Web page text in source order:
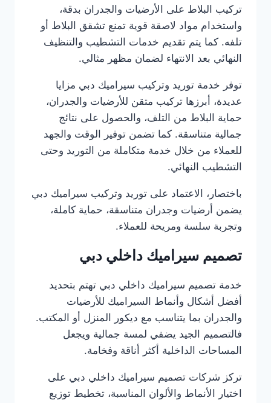
تركيب البلاط على الأرضيات والجدران بدقة،
واستخدام مواد لاصقة قوية تمنع تشقق البلاط أو
تلفه. كما يتم تقديم خدمات التشطيب والتنظيف
النهائي بعد الانتهاء لضمان مظهر مثالي.
توفر خدمة توريد وتركيب سيراميك دبي مزايا
عديدة، أبرزها تركيب متقن للأرضيات والجدران،
حماية البلاط من التلف، والحصول على نتائج
جمالية متناسقة. كما تضمن توفير الوقت والجهد
للعملاء من خلال خدمة متكاملة من التوريد وحتى
التشطيب النهائي.
باختصار، الاعتماد على توريد وتركيب سيراميك دبي
يضمن أرضيات وجدران متناسقة، حماية كاملة،
وتجربة سلسة ومريحة للعملاء.
تصميم سيراميك داخلي دبي
خدمة تصميم سيراميك داخلي دبي تهتم بتحديد
أفضل أشكال وأنماط السيراميك للأرضيات
والجدران بما يتناسب مع ديكور المنزل أو المكتب.
فالتصميم الجيد يضفي لمسة جمالية ويجعل
المساحات الداخلية أكثر أناقة وفخامة.
تركز شركات تصميم سيراميك داخلي دبي على
اختيار الأنماط والألوان المناسبة، تخطيط توزيع